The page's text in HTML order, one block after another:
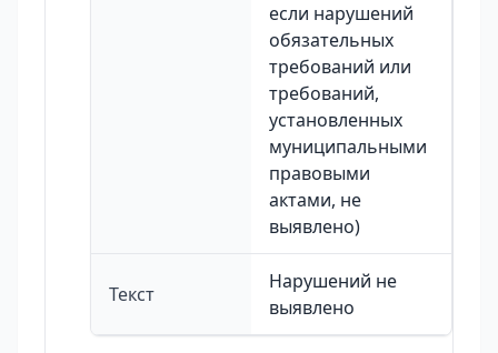
если нарушений
обязательных
требований или
требований,
установленных
муниципальными
правовыми
актами, не
выявлено)
Текст
Нарушений не
выявлено